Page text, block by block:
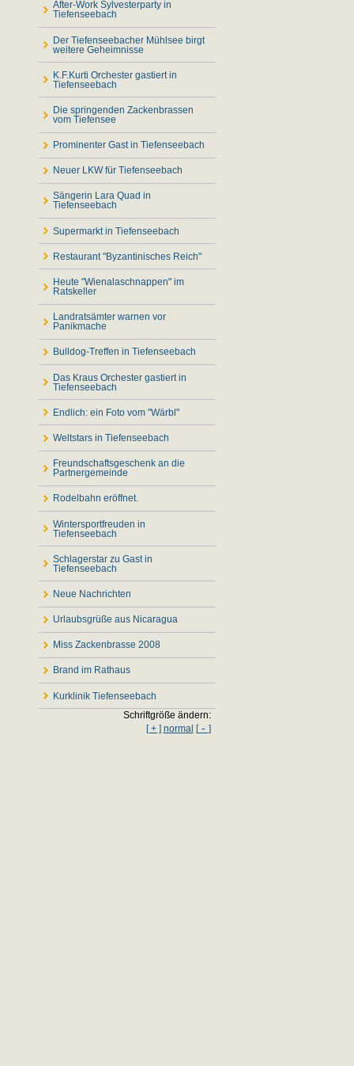
After-Work Sylvesterparty in
Tiefenseebach
Der Tiefenseebacher Mühlsee birgt
weitere Geheimnisse
K.F.Kurti Orchester gastiert in
Tiefenseebach
Die springenden Zackenbrassen
vom Tiefensee
Prominenter Gast in Tiefenseebach
Neuer LKW für Tiefenseebach
Sängerin Lara Quad in
Tiefenseebach
Supermarkt in Tiefenseebach
Restaurant "Byzantinisches Reich"
Heute "Wienalaschnappen" im
Ratskeller
Landratsämter warnen vor
Panikmache
Bulldog-Treffen in Tiefenseebach
Das Kraus Orchester gastiert in
Tiefenseebach
Endlich: ein Foto vom "Wärbl"
Weltstars in Tiefenseebach
Freundschaftsgeschenk an die
Partnergemeinde
Rodelbahn eröffnet.
Wintersportfreuden in
Tiefenseebach
Schlagerstar zu Gast in
Tiefenseebach
Neue Nachrichten
Urlaubsgrüße aus Nicaragua
Miss Zackenbrasse 2008
Brand im Rathaus
Kurklinik Tiefenseebach
Schriftgröße ändern:
[ + ] normal [- ]